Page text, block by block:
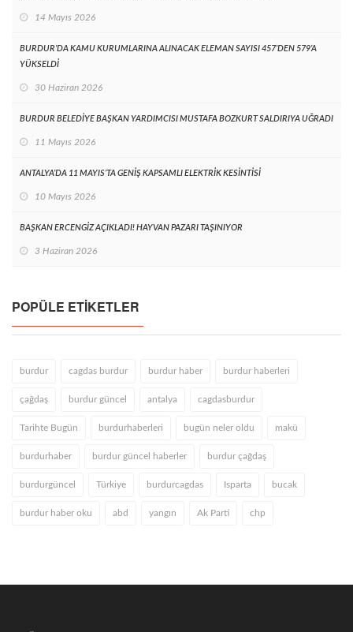
14 Mayıs 2026
BURDUR’DA KAMU KURUMLARINA ALINACAK ELEMAN SAYISI 457’DEN 579’A
YÜKSELDİ
30 Haziran 2026
BURDUR BELEDİYE BAŞKAN YARDIMCISI MUSTAFA BOZKURT SALDIRIYA UĞRADI
11 Mayıs 2026
ANTALYA’DA 11 MAYIS’TA GENİŞ KAPSAMLI ELEKTRİK KESİNTİSİ
10 Mayıs 2026
BAŞKAN ERCENGİZ AÇIKLADI! HAYVAN PAZARI TAŞINIYOR
3 Haziran 2026
POPÜLE ETIKETLER
burdur cagdas burdur burdur haber burdur haberleri
çağdaş burdur güncel antalya cagdasburdur
Tarihte Bugün burdurhaberleri bugün neler oldu makü
burdurhaber burdur güncel haberler burdur çağdaş
burdurgüncel Türkiye burdurcagdas Isparta bucak
burdur haber oku abd yangın Ak Parti chp